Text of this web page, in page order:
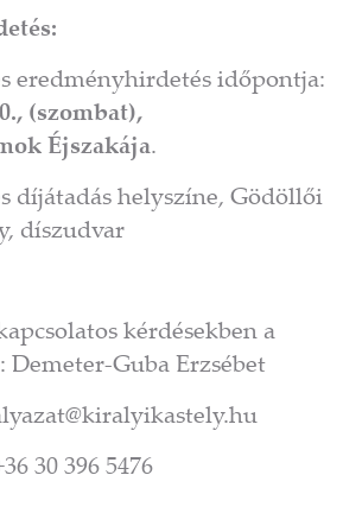
eredményhirdetés időpontja:
(szombat),
Éjszakája.
díjátadás helyszíne, Gödöllői
díszudvar
kérdésekben a
Demeter-Guba Erzsébet
30 396 5476